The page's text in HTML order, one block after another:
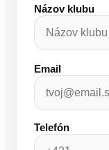
Názov klubu
Email
Telefón